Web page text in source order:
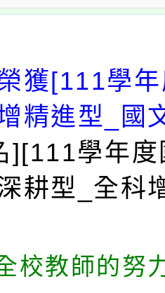
獲[111學
精進型_
國
][111學年
耕型_全科
校教師的努